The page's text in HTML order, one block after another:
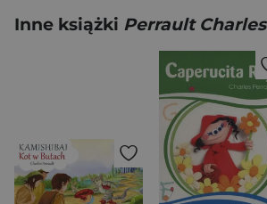
Inne książki Perrault Charles